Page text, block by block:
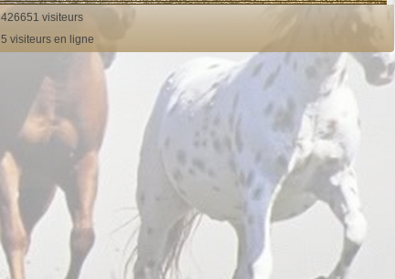
426651 visiteurs
5 visiteurs en ligne